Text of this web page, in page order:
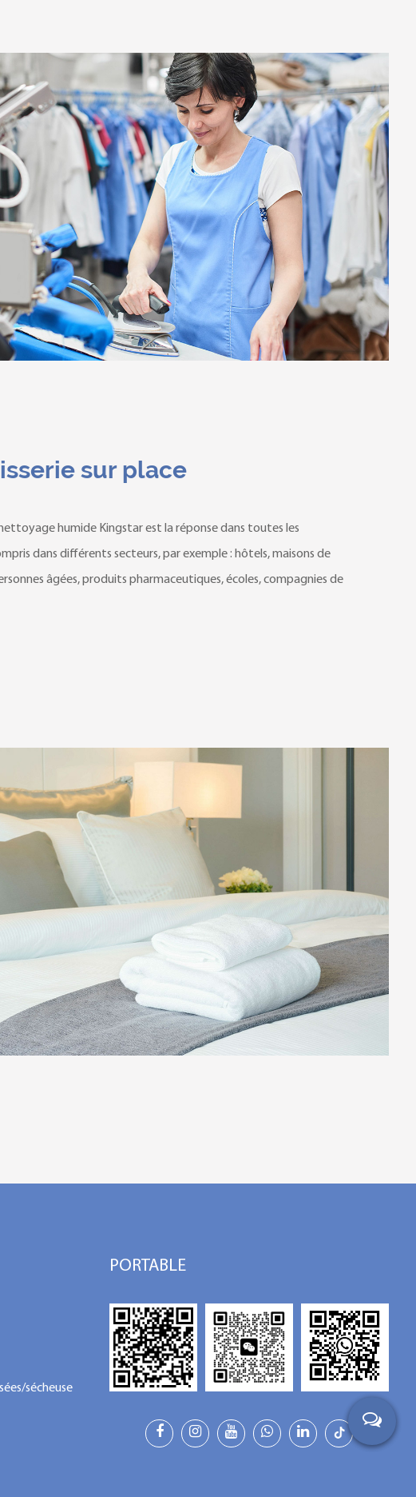
sur place
humide Kingstar est la réponse dans toutes les
dans différents secteurs, par exemple : hôtels, maisons de
âgées, produits pharmaceutiques, écoles, compagnies de
sécheuse
PORTABLE